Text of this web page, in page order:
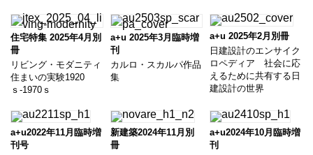
住宅特集 2025年4月別
冊
リビング・モダニティ
住まいの実験1920
ｓ-1970ｓ
a+u 2025年3月臨時増
刊
カルロ・スカルパ作品
集
a+u 2025年2月別冊
日建設計のエンサイク
ロペディア 社会に応
えるために共有する日
建設計の世界
a+u2022年11月臨時増
刊号
新建築2024年11月別
冊
a+u2024年10月臨時増
刊